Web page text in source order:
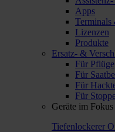
Apps
Terminals
Lizenzen
Produkte
Ersatz- &
Für Pflüge
Für
Für
Für
Geräte im Fokus
Tiefenlockerer